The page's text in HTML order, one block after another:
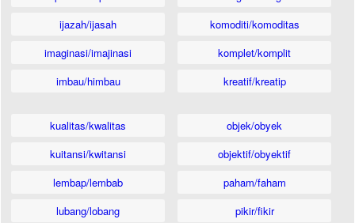
ijazah/ijasah
imaginasi/imajinasi
imbau/himbau
komoditi/komoditas
komplet/komplit
kreatif/kreatip
kualitas/kwalitas
kuitansi/kwitansi
lembap/lembab
lubang/lobang
objek/obyek
objektif/obyektif
paham/faham
pikir/fikir